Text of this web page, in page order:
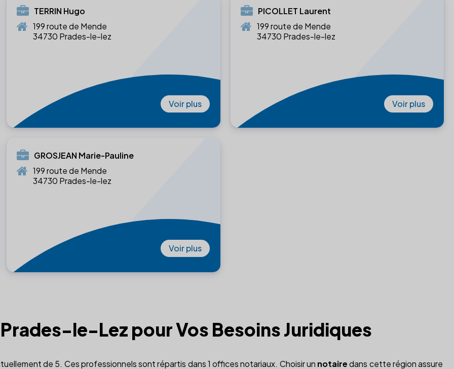
TERRIN Hugo
199 route de Mende
34730 Prades-le-lez
Voir plus
PICOLLET Laurent
199 route de Mende
34730 Prades-le-lez
Voir plus
GROSJEAN Marie-Pauline
199 route de Mende
34730 Prades-le-lez
Voir plus
le-Lez pour Vos Besoins Juridiques
de 5. Ces professionnels sont répartis dans 1 offices notariaux. Choisir un notairedans cette région assure